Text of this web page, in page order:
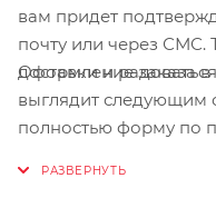
вам придет
почту или через СМС.
доставки и
Оформление заказа
выглядит следующим
полностью форму по